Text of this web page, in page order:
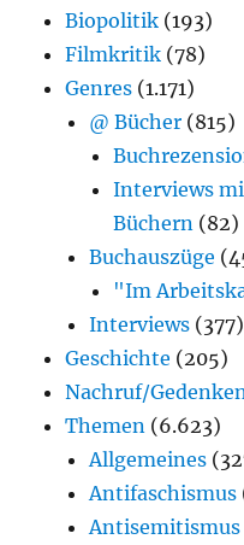
Biopolitik (193)
Filmkritik (78)
Genres (1.171)
@ Bücher (815)
Interviews
Büchern (82)
Buchauszüge
"Im
Interviews (377)
Geschichte (205)
Nachruf/Gedenken
Themen (6.623)
Allgemeines
Antifaschismus
Antisemitismus